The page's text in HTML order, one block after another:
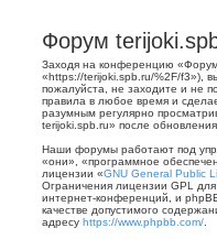
Форум
Заходя на конференцию
«https://terijoki.spb.ru/%2F/f3»),
пожалуйста, не заходите и не
правила в любое время и
разумным регулярно
terijoki.spb.ru» после
Наши форумы работают под
«они», «программное
лицензии «GNU General Public
Ограничения лицензии GPL
интернет-конференций, и
качестве допустимого
адресу https://www.phpbb.com/